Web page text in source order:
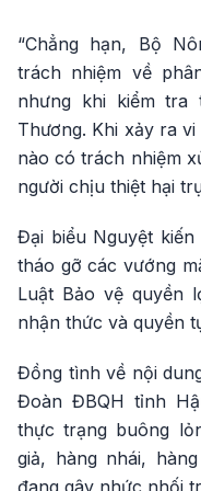
“Chẳng hạn, Bộ
trách nhiệm về
nhưng khi kiểm
Thương. Khi xảy ra
nào có trách nhiệm
người chịu thiệt hại
Đại biểu Nguyệt
tháo gỡ các vướng
Luật Bảo vệ quyền
nhận thức và quyền
Đồng tình về nội
Đoàn ĐBQH tỉnh
thực trạng buông
giả, hàng nhái,
đang gây nhức nhối